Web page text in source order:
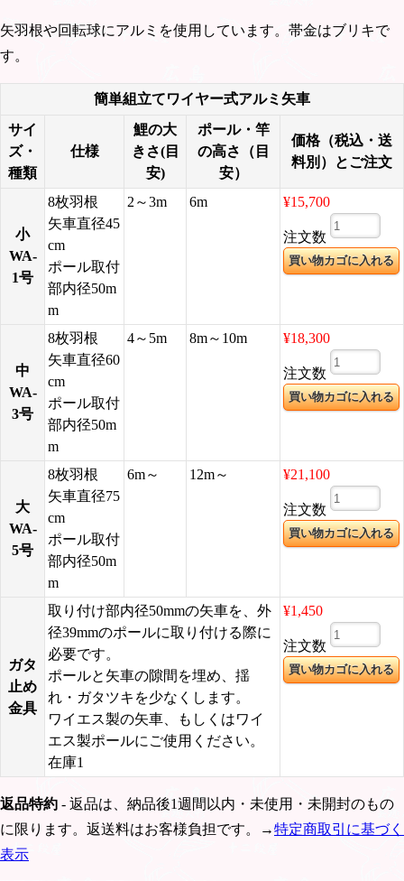
矢羽根や回転球にアルミを使用しています。帯金はブリキで
す。
簡単組立てワイヤー式アルミ矢車
サイ
ズ・
種類
仕様
鯉の大
きさ(目
安)
ポール・竿
の高さ（目
安）
価格（税込・送
料別）とご注文
小
WA-
1号
8枚羽根
矢車直径45
cm
ポール取付
部内径50m
m
2～3m 6m ¥15,700
注文数
中
WA-
3号
8枚羽根
矢車直径60
cm
ポール取付
部内径50m
m
4～5m 8m～10m ¥18,300
注文数
大
WA-
5号
8枚羽根
矢車直径75
cm
ポール取付
部内径50m
m
6m～ 12m～ ¥21,100
注文数
ガタ
止め
金具
取り付け部内径50mmの矢車を、外
径39mmのポールに取り付ける際に
必要です。
ポールと矢車の隙間を埋め、揺
れ・ガタツキを少なくします。
ワイエス製の矢車、もしくはワイ
エス製ポールにご使用ください。
在庫1
¥1,450
注文数
返品特約 - 返品は、納品後1週間以内・未使用・未開封のもの
に限ります。返送料はお客様負担です。→特定商取引に基づく
表示